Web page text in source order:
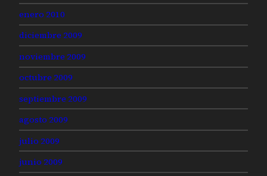
enero 2010
diciembre 2009
noviembre 2009
octubre 2009
septiembre 2009
agosto 2009
julio 2009
junio 2009